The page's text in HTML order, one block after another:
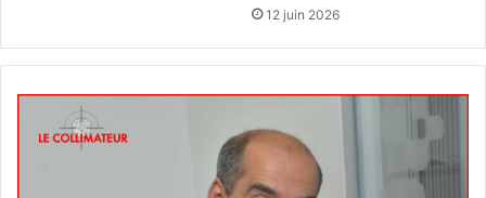
12 juin 2026